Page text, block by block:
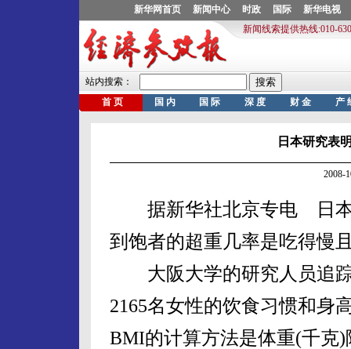
日本研究表
2008-
据新华社北京专电 日本
到饱者的超重几率是吃得慢
大阪大学的研究人员追踪
2165名女性的饮食习惯和身
BMI的计算方法是体重(千克